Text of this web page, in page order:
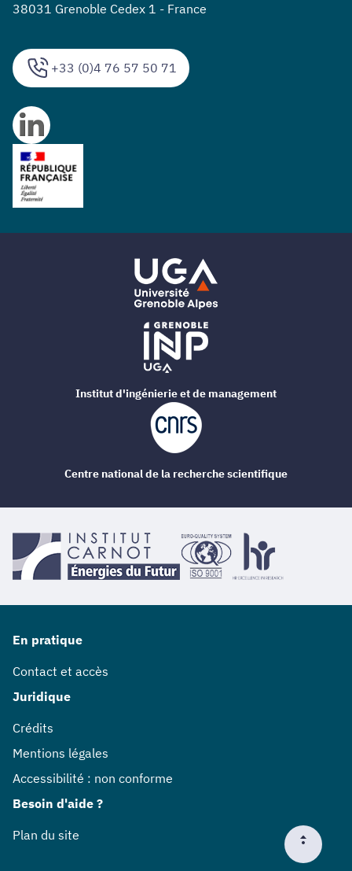
+33 (0)4 76 57 50 71
38031 Grenoble Cedex 1 - France
En pratique
Contact et accès
Juridique
Crédits
Mentions légales
Accessibilité : non conforme
Besoin d'aide ?
Plan du site
Institut d'ingénierie et de management
Centre national de la recherche scientifique